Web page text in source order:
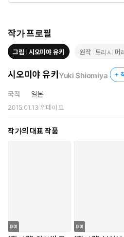
작가 프로필
그림 시오미야 유키 원작 트리시 머
시오미야 유키 Yuki Shiomiya
국적 일본
2015.01.13업데이트
작가의 대표 작품